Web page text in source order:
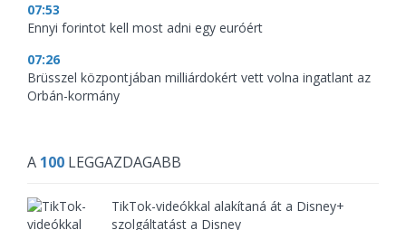
07:53
Ennyi forintot kell most adni egy euróért
07:26
Brüsszel központjában milliárdokért vett volna ingatlant az
Orbán-kormány
A 100 LEGGAZDAGABB
TikTok-videókkal alakítaná át a Disney+
szolgáltatást a Disney